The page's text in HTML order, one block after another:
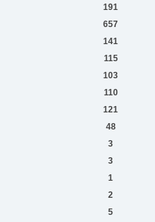
191
657
141
115
103
110
121
48
3
3
1
2
5